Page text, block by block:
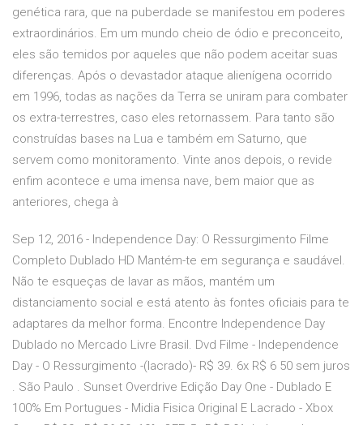
genética rara, que na puberdade se manifestou em poderes
extraordinários. Em um mundo cheio de ódio e preconceito,
eles são temidos por aqueles que não podem aceitar suas
diferenças. Após o devastador ataque alienígena ocorrido
em 1996, todas as nações da Terra se uniram para combater
os extra-terrestres, caso eles retornassem. Para tanto são
construídas bases na Lua e também em Saturno, que
servem como monitoramento. Vinte anos depois, o revide
enfim acontece e uma imensa nave, bem maior que as
anteriores, chega à
Sep 12, 2016 - Independence Day: O Ressurgimento Filme
Completo Dublado HD Mantém-te em segurança e saudável.
Não te esqueças de lavar as mãos, mantém um
distanciamento social e está atento às fontes oficiais para te
adaptares da melhor forma. Encontre Independence Day
Dublado no Mercado Livre Brasil. Dvd Filme - Independence
Day - O Ressurgimento -(lacrado)- R$ 39. 6x R$ 6 50 sem juros
. São Paulo . Sunset Overdrive Edição Day One - Dublado E
100% Em Portugues - Midia Fisica Original E Lacrado - Xbox